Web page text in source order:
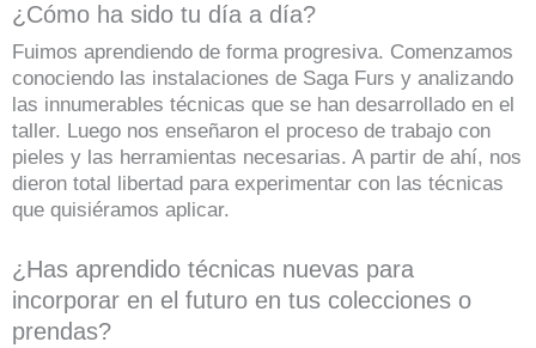
¿Cómo ha sido tu día a día?
Fuimos aprendiendo de forma progresiva. Comenzamos
conociendo las instalaciones de Saga Furs y analizando
las innumerables técnicas que se han desarrollado en el
taller. Luego nos enseñaron el proceso de trabajo con
pieles y las herramientas necesarias. A partir de ahí, nos
dieron total libertad para experimentar con las técnicas
que quisiéramos aplicar.
¿Has aprendido técnicas nuevas para
incorporar en el futuro en tus colecciones o
prendas?